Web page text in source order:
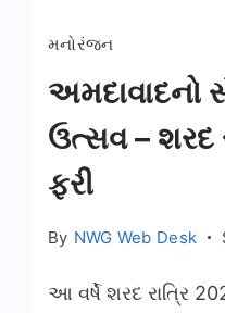
મનોરંજન
અમદાવાદનો
ઉત્સવ – શરદ
ફરી
By NWG Web Desk
આ વર્ષે શરદ રાત્રિ